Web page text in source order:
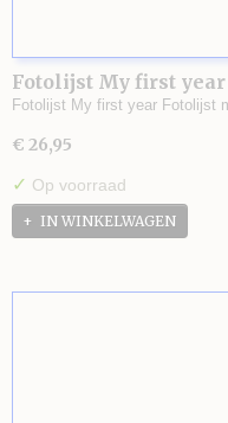
Fotolijst My first year
Fotolijst My first year Fotolijst
€ 26,95
✓ Op voorraad
IN WINKELWAGEN